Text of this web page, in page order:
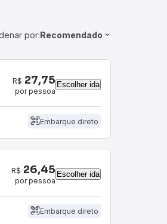
por:Recomendado
R$ 27,75
por pessoa
Escolher ida
Embarque direto
R$ 26,45
por pessoa
Escolher ida
Embarque direto